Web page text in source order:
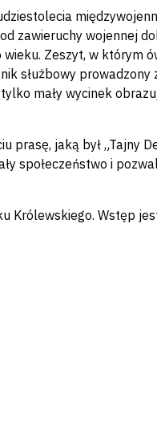
zawieruchy wojennej
Zeszyt, w którym
służbowy prowadzony
mały wycinek
prasę, jaką był „Tajny
społeczeństwo i
Królewskiego. Wstęp